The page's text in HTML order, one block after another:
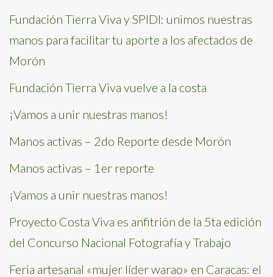
Fundación Tierra Viva y SPIDI: unimos nuestras
manos para facilitar tu aporte a los afectados de
Morón
Fundación Tierra Viva vuelve a la costa
¡Vamos a unir nuestras manos!
Manos activas – 2do Reporte desde Morón
Manos activas – 1er reporte
¡Vamos a unir nuestras manos!
Proyecto Costa Viva es anfitrión de la 5ta edición
del Concurso Nacional Fotografía y Trabajo
Feria artesanal «mujer líder warao» en Caracas: el